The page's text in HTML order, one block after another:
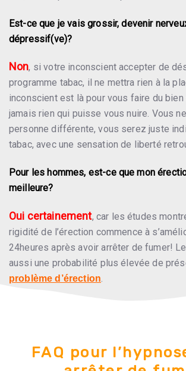
Est-ce que je vais grossir, devenir
dépressif(ve)?
Non, si votre inconscient accepter de
programme tabac, il ne mettra rien à la
inconscient est là pour vous faire du
jamais rien qui puisse vous nuire. Vous
personne différente, vous serez juste
tabac, avec une sensation de liberté
Pour les hommes, est-ce que mon
meilleure?
Oui certainement, car les études
rigidité de l’érection commence à
24heures après avoir arrêter de fumer!
aussi une probabilité plus élevée de
problème d’érection.
FAQ pour